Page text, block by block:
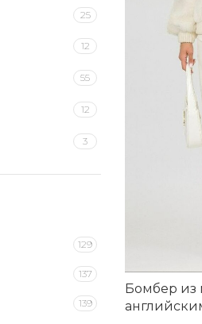
25
12
55
12
3
41
129
137
139
Бомбер из